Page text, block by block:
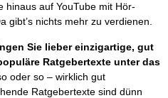
hinaus auf YouTube mit Hör-
gibt’s nichts mehr zu verdienen.
Sie lieber einzigartige, gut
Ratgebertexte unter das
oder so – wirklich gut
Ratgebertexte sind dünn